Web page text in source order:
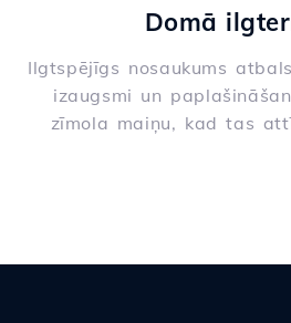
Domā
Ilgtspējīgs nosaukums
izaugsmi un
zīmola maiņu, kad tas